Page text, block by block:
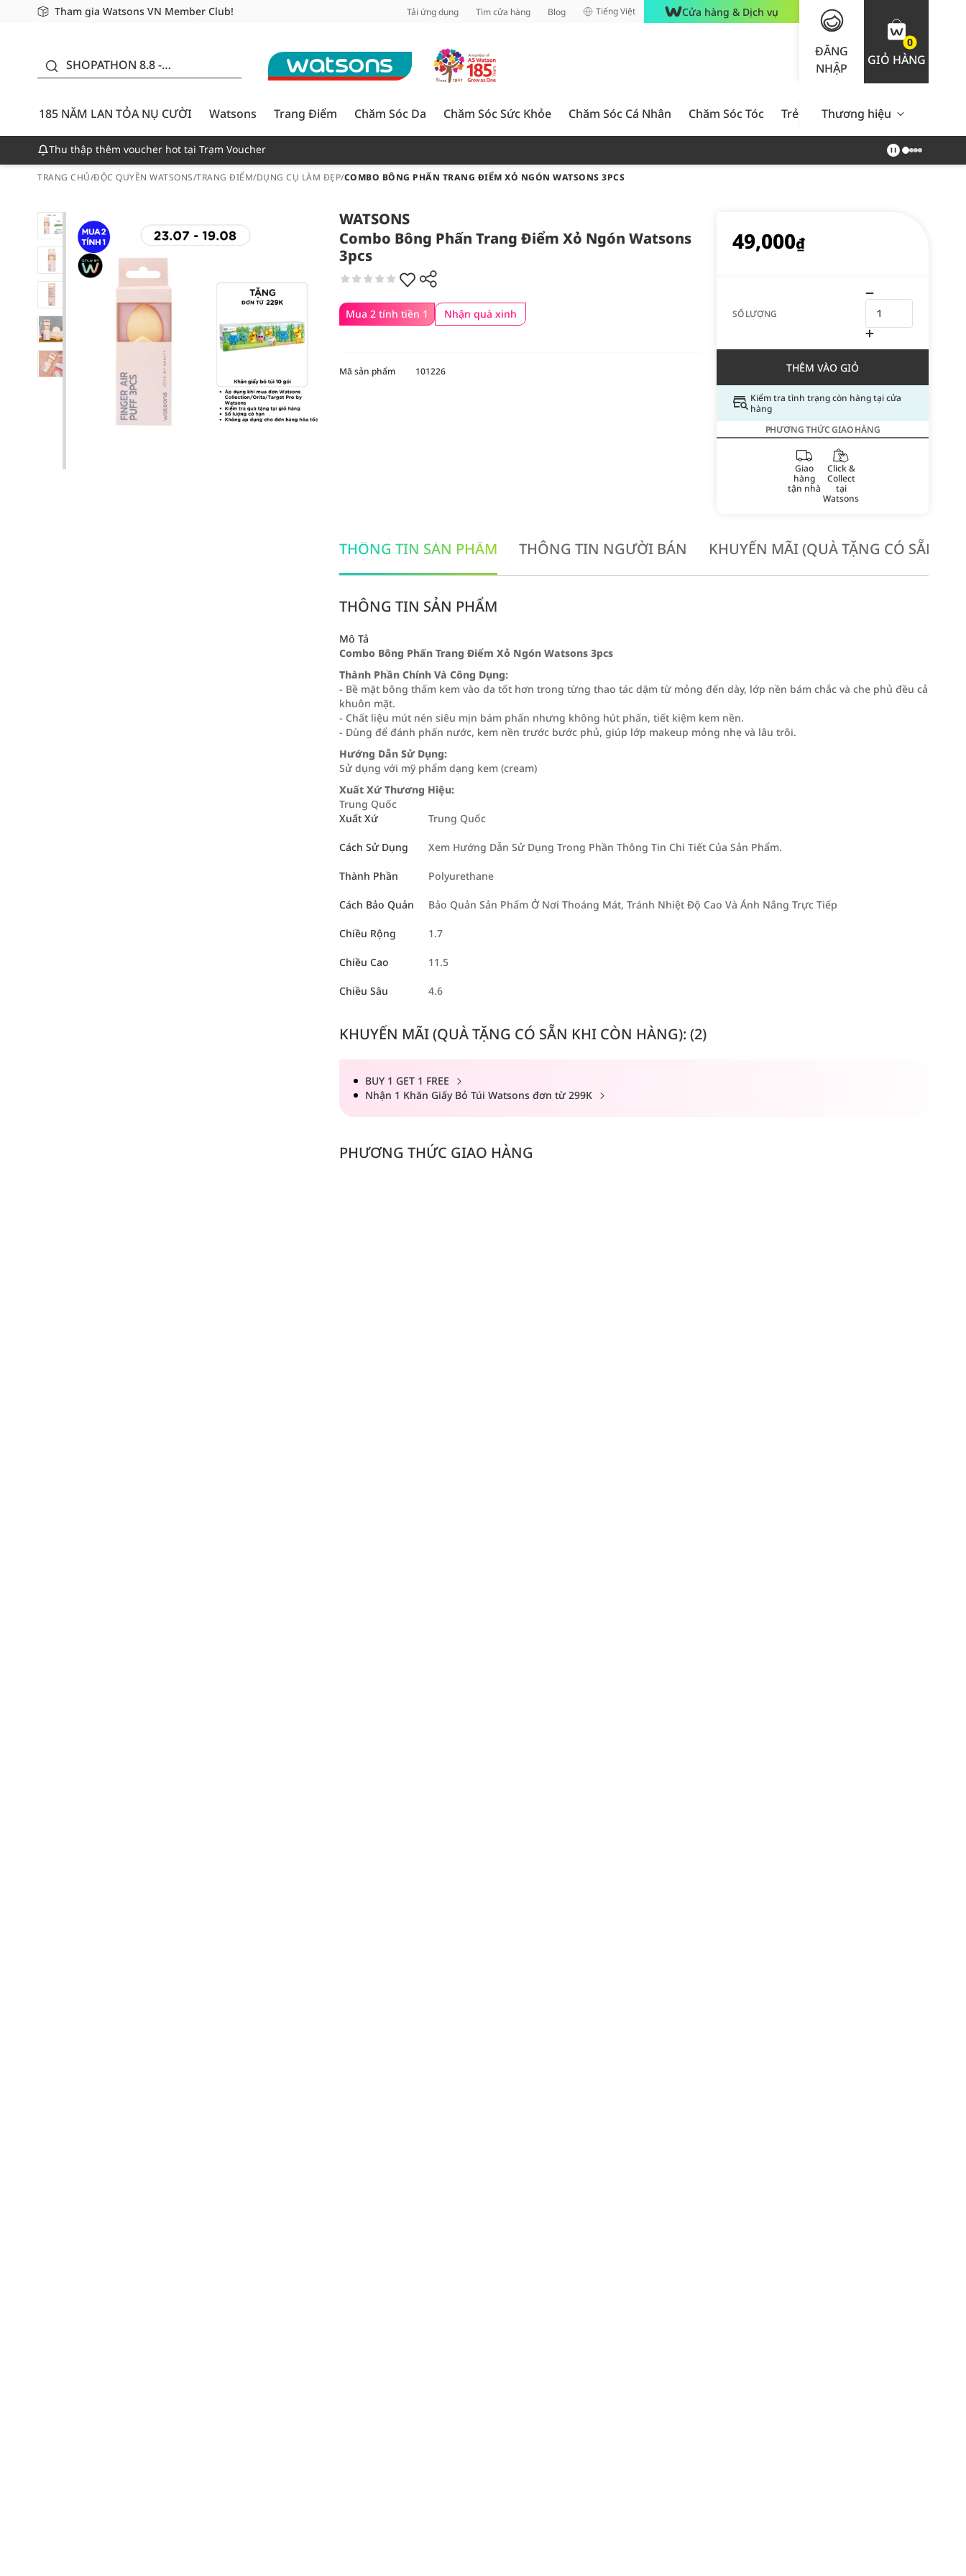
Tham gia Watsons VN Member Club!
Miễn phí giao hàng cho đơn hàng từ 249,000Đ
Giao hàng nhanh 24h - Áp dụng khu vực TP. Hồ Chí Minh Tải ứng dụng Tìm cửa hàng Blog Tiếng Việt Cửa hàng & Dịch vụ
ĐĂNG
NHẬP
0
GIỎ HÀNG
SHOPATHON 8.8 -
CƯỜI - GIẢM ĐẾN
50%
185 NĂM LAN TỎA NỤ CƯỜI
Watsons Trang Điểm Chăm Sóc Da Chăm Sóc Sức Khỏe Chăm Sóc Cá Nhân Chăm Sóc Tóc Trẻ Em Nam Giới Chăm Sóc
Thương hiệu
Thu thập thêm voucher hot tại Trạm Voucher
TRANG CHỦ/ĐỘC QUYỀN WATSONS/TRANG ĐIỂM/DỤNG CỤ LÀM ĐẸP/COMBO BÔNG PHẤN TRANG ĐIỂM XỎ NGÓN WATSONS 3PCS
WATSONS
Combo Bông Phấn Trang Điểm Xỏ Ngón Watsons
3pcs
Mua 2 tính tiền 1 Nhận quà xinh
49,000₫
SỐ LƯỢNG
THÊM VÀO GIỎ
Kiểm tra tình trạng còn hàng tại cửa
hàng
PHƯƠNG THỨC GIAO HÀNG
Giao
hàng
tận nhà
Click &
Collect
tại
Watsons
Mã sản phẩm 101226
THÔNG TIN SẢN PHẨM THÔNG TIN NGƯỜI BÁN KHUYẾN MÃI (QUÀ TẶNG CÓ SẴN
THÔNG TIN SẢN PHẨM
Mô Tả
Combo Bông Phấn Trang Điểm Xỏ Ngón Watsons 3pcs
Thành Phần Chính Và Công Dụng:
- Bề mặt bông thấm kem vào da tốt hơn trong từng thao tác dặm từ mỏng đến dày, lớp nền bám chắc và che phủ đều cả
khuôn mặt.
- Chất liệu mút nén siêu mịn bám phấn nhưng không hút phấn, tiết kiệm kem nền.
- Dùng để đánh phấn nước, kem nền trước bước phủ, giúp lớp makeup mỏng nhẹ và lâu trôi.
Hướng Dẫn Sử Dụng:
Sử dụng với mỹ phẩm dạng kem (cream)
Xuất Xứ Thương Hiệu:
Trung Quốc
Xuất Xứ
Trung Quốc
Cách Sử Dụng Xem Hướng Dẫn Sử Dụng Trong Phần Thông Tin Chi Tiết Của Sản Phẩm.
Thành Phần Polyurethane
Cách Bảo Quản Bảo Quản Sản Phẩm Ở Nơi Thoáng Mát, Tránh Nhiệt Độ Cao Và Ánh Nắng Trực Tiếp
Chiều Rộng 1.7
Chiều Cao 11.5
Chiều Sâu 4.6
KHUYẾN MÃI (QUÀ TẶNG CÓ SẴN KHI CÒN HÀNG): (2)
BUY 1 GET 1 FREE
Nhận 1 Khăn Giấy Bỏ Túi Watsons đơn từ 299K
PHƯƠNG THỨC GIAO HÀNG